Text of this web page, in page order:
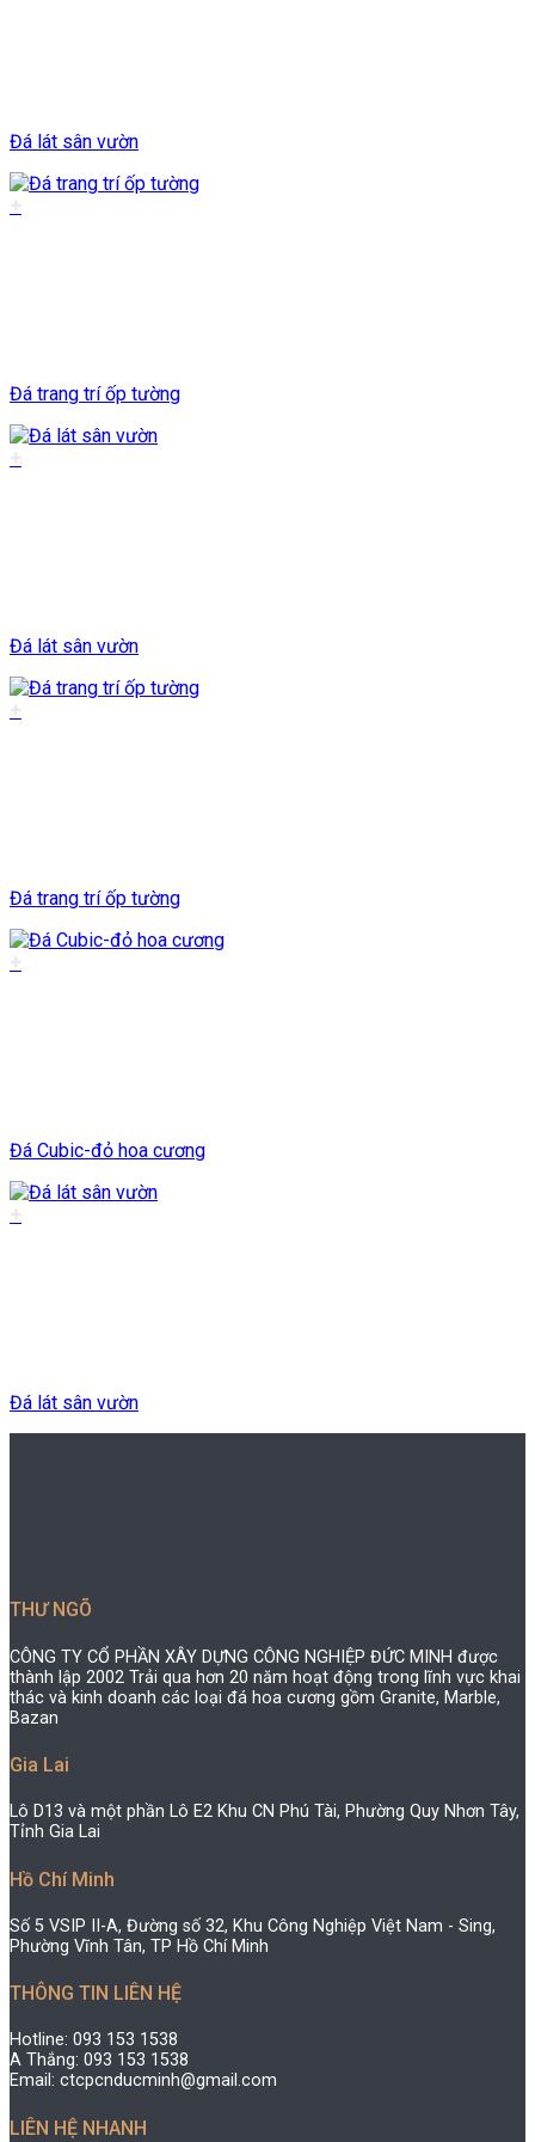
Đá lát sân vườn
Đá trang trí ốp tường
Đá lát sân vườn
Đá trang trí ốp tường
Đá Cubic-đỏ hoa cương
Đá lát sân vườn
THƯ NGÕ
CÔNG TY CỔ PHẦN XÂY DỰNG CÔNG NGHIỆP ĐỨC MINH được
thành lập 2002 Trải qua hơn 20 năm hoạt động trong lĩnh vực khai
thác và kinh doanh các loại đá hoa cương gồm Granite, Marble,
Bazan
Gia Lai
Lô D13 và một phần Lô E2 Khu CN Phú Tài, Phường Quy Nhơn Tây,
Tỉnh Gia Lai
Hồ Chí Minh
Số 5 VSIP II-A, Đường số 32, Khu Công Nghiệp Việt Nam - Sing,
Phường Vĩnh Tân, TP Hồ Chí Minh
THÔNG TIN LIÊN HỆ
Hotline: 093 153 1538
A Thắng: 093 153 1538
Email: ctcpcnducminh@gmail.com
LIÊN HỆ NHANH